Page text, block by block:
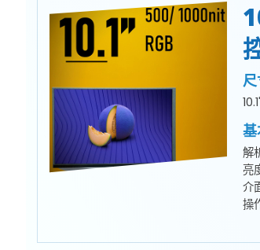
解
亮
介
操